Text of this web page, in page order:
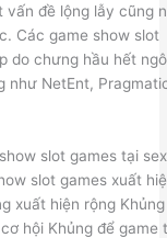
đề lộng lẫy cũng
Các game show slot
do chưng hầu hết
như NetEnt,
slot games tại
slot games xuất
xuất hiện rộng
hội Khủng để game